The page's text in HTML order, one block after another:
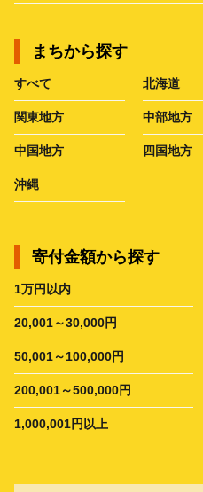
まちから探す
すべて 北海道
関東地方 中部地方
中国地方 四国地方
沖縄
寄付金額から探す
1万円以内
20,001～30,000円
50,001～100,000円
200,001～500,000円
1,000,001円以上